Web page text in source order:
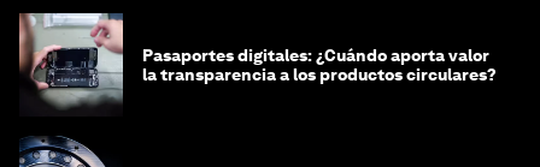
Pasaportes digitales: ¿Cuándo aporta valor
la transparencia a los productos circulares?